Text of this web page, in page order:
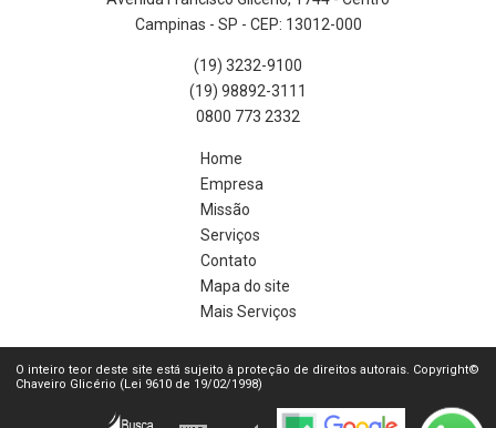
Campinas - SP - CEP: 13012-000
(19) 3232-9100
(19) 98892-3111
0800 773 2332
Home
Empresa
Missão
Serviços
Contato
Mapa do site
Mais Serviços
O inteiro teor deste site está sujeito à proteção de direitos autorais. Copyright©
Chaveiro Glicério (Lei 9610 de 19/02/1998)